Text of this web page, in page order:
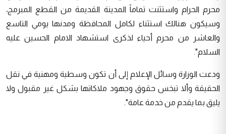
محرم الحرام واستثنت تماماً المدينة القديمة من القطع المبرمج،
وسيكون هنالك استثناء لكامل المحافظة ومدنها يومي التاسع
والعاشر من محرم أحياء لذكرى استشهاد الامام الحسين عليه
السلام".
ودعت الوزارة وسائل الإعلام إلى أن تكون وسطية ومهنية في نقل
الحقيقة وألا تبخس حقوق وجهود ملاكاتها بشكل غير مقبول ولا
يليق بما يقدم من خدمة عامة".